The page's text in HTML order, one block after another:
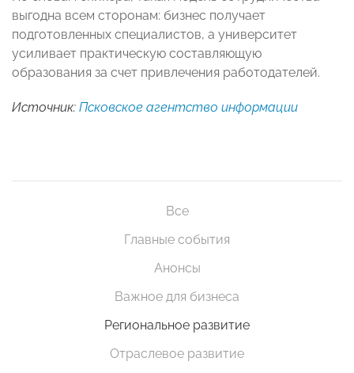
выгодна всем сторонам: бизнес получает
подготовленных специалистов, а университет
усиливает практическую составляющую
образования за счет привлечения работодателей.
Источник: Псковское агентство информации
Все
Главные события
Анонсы
Важное для бизнеса
Региональное развитие
Отраслевое развитие